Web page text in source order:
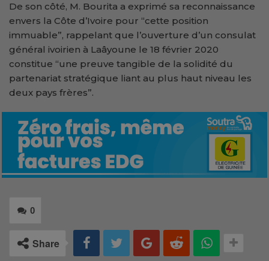
De son côté, M. Bourita a exprimé sa reconnaissance
envers la Côte d’Ivoire pour “cette position
immuable”, rappelant que l’ouverture d’un consulat
général ivoirien à Laâyoune le 18 février 2020
constitue “une preuve tangible de la solidité du
partenariat stratégique liant au plus haut niveau les
deux pays frères”.
0
Share